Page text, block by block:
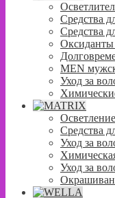
Средства
Средства
Оксиданты
MEN
Уход за
Средства
Уход за
Уход за